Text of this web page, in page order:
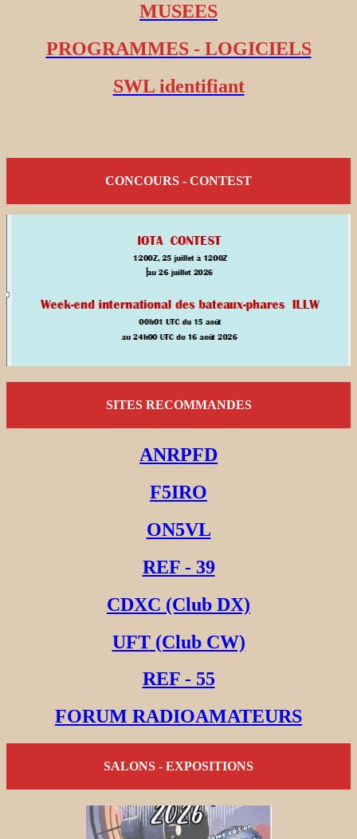
MUSEES
PROGRAMMES - LOGICIELS
SWL identifiant
CONCOURS - CONTEST
SITES RECOMMANDES
ANRPFD
F5IRO
ON5VL
REF - 39
CDXC (Club DX)
UFT (Club CW)
REF - 55
FORUM RADIOAMATEURS
SALONS - EXPOSITIONS